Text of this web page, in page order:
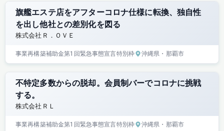
旗艦エステ店をアフターコロナ仕様に転換、独自性
を出し他社との差別化を図る
株式会社Ｒ．ＯＶＥ
事業再構築補助金第1回緊急事態宣言特別枠 沖縄県 ・那覇市
不特定多数からの脱却。会員制バーでコロナに挑戦
する。
株式会社ＲＬ
事業再構築補助金第1回緊急事態宣言特別枠 沖縄県 ・那覇市